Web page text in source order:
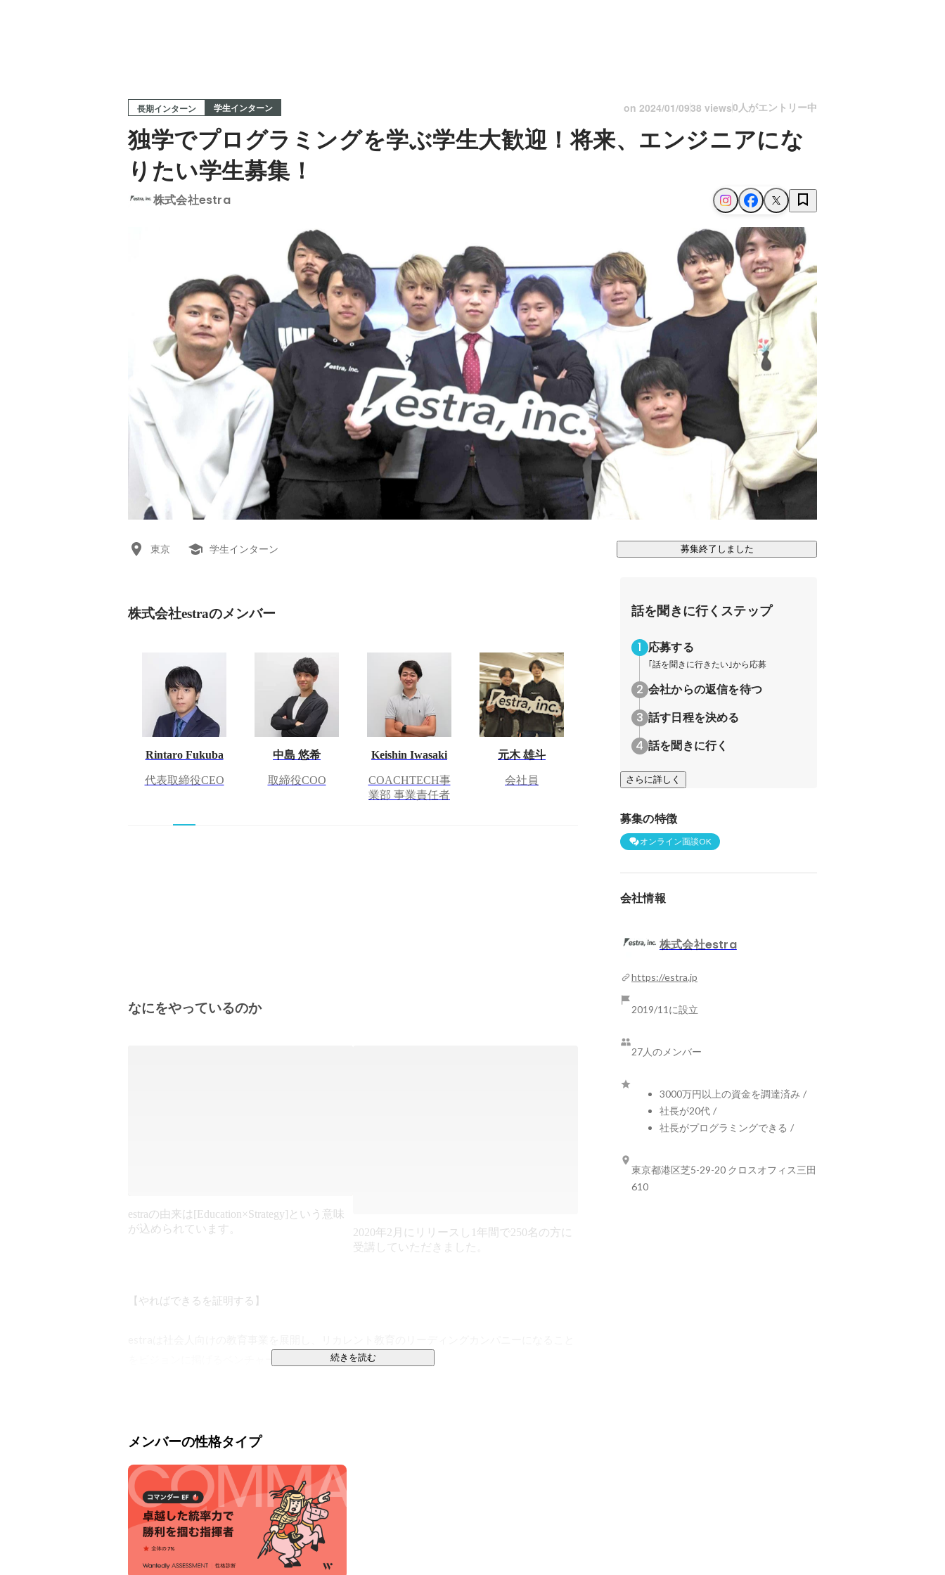
長期インターン 学生インターン on 2024/01/0938 views0人がエントリー中
独学でプログラミングを学ぶ学生大歓迎！将来、エンジニアにな
りたい学生募集！
株式会社estra
東京 学生インターン 募集終了しました
株式会社estraのメンバー
Rintaro Fukuba
代表取締役CEO
中島 悠希
取締役COO
Keishin Iwasaki
COACHTECH事
業部 事業責任者
元木 雄斗
会社員
なにをやっているのか
estraの由来は[Education×Strategy]という意味
が込められています。
2020年2月にリリースし1年間で250名の方に
受講していただきました。
【やればできるを証明する】
えています。
エンジニアを志す人は多い一方で、未経験者を採用し開発を任せる企業が少ないです。
また、企業側も即戦力層の採用は難しく、事業拡大に苦しんでいます。
この課題を解決するためには、教育事業だけやれば良い、開発事業だけやれば良いではなく、
教育と開発どちらも行い、橋渡しとなる仕組みを作ることだと考えています。
続きを読む
メンバーの性格タイプ
話を聞きに行くステップ
応募する
｢話を聞きに行きたい｣から応募
会社からの返信を待つ
話す日程を決める
話を聞きに行く
さらに詳しく
募集の特徴
オンライン面談OK
会社情報
株式会社estra
https://estra.jp
2019/11に設立
27人のメンバー
3000万円以上の資金を調達済み /
社長が20代 /
社長がプログラミングできる /
東京都港区芝5-29-20 クロスオフィス三田
610